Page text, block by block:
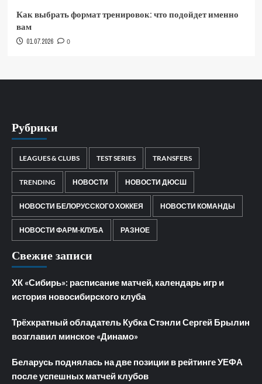
Как выбрать формат тренировок: что подойдет именно
вам
01.07.2026 0
Рубрики
LEAGUES & CLUBS TEST SERIES TRANSFERS
TRENDING НОВОСТИ НОВОСТИ ДЮСШ
НОВОСТИ БЕЛОРУССКОГО ХОККЕЯ НОВОСТИ КОМАНДЫ
НОВОСТИ ФАРМ-КЛУБА РАЗНОЕ
Свежие записи
ХК «Сибирь»: расписание матчей, календарь игр и
история новосибирского клуба
Трёхкратный обладатель Кубка Стэнли Сергей Брылин
возглавил минское «Динамо»
Беларусь поднялась на две позиции в рейтинге УЕФА
после успешных матчей клубов